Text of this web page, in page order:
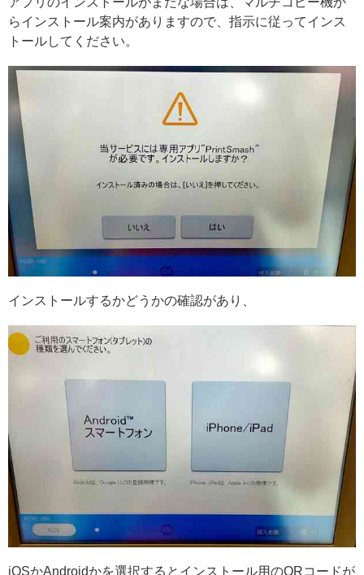
らインストール案内がありますので、指示に従ってインス
トールしてください。
インストールするかどうかの確認があり、
iOSかAndroidかを選択するとインストール用のQRコードが